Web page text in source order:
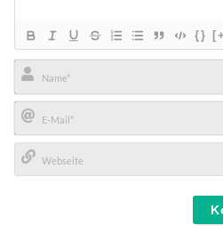
{}
Name*
E-
Mail*